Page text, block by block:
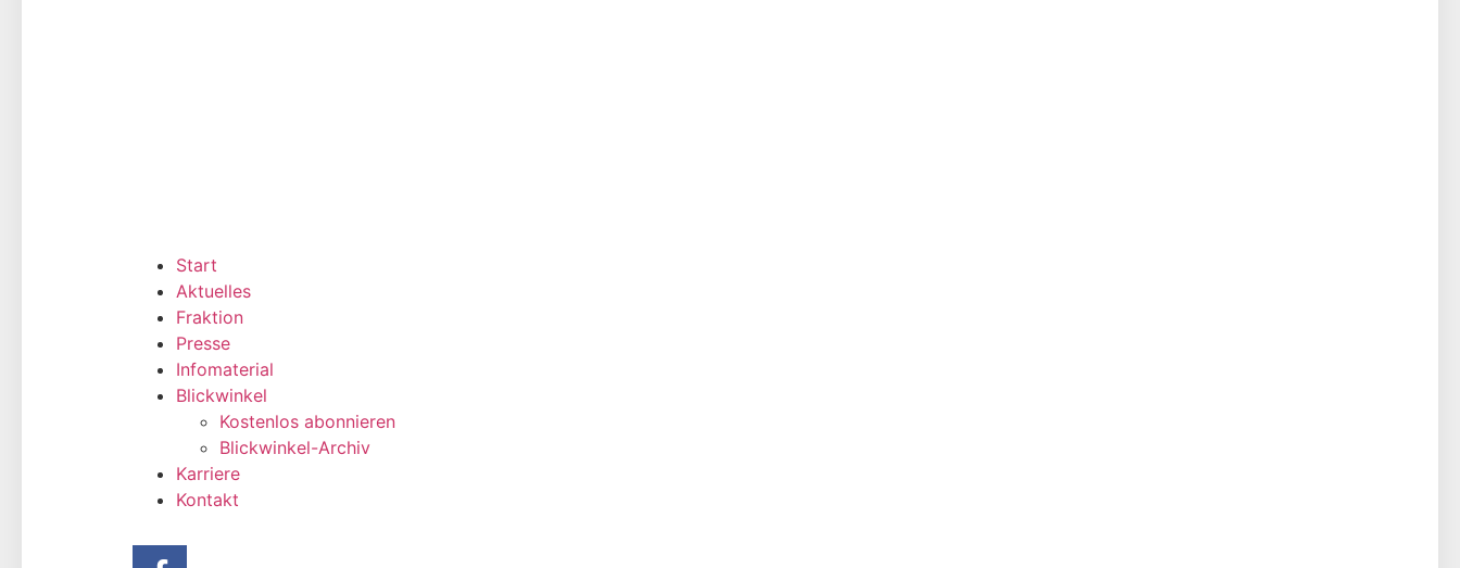
Start
Aktuelles
Fraktion
Presse
Infomaterial
Blickwinkel
Kostenlos abonnieren
Blickwinkel-Archiv
Karriere
Kontakt